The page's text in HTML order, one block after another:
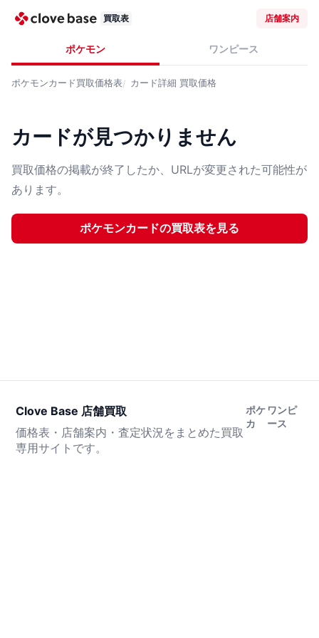
買取表 店舗案内
ポケモン ワンピース
ポケモンカード買取価格表 カード詳細 買取価格
カードが見つかりません
買取価格の掲載が終了したか、URLが変更された可能性が
あります。
ポケモンカードの買取表を見る
Clove Base 店舗買取
価格表・店舗案内・査定状況をまとめた買取
専用サイトです。
ポケ
カ
ワンピ
ース